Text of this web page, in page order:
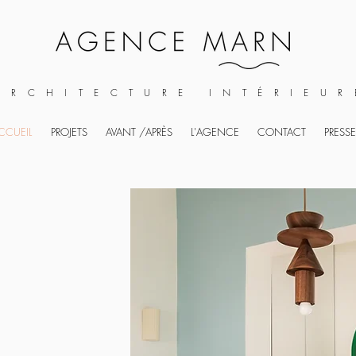
PROJETS AVANT /APRÈS L'AGENCE CONTACT PRESSE